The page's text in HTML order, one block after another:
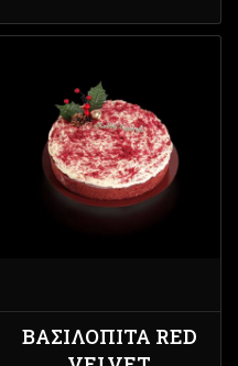
ΒΑΣΙΛΌΠΙΤΑ RED